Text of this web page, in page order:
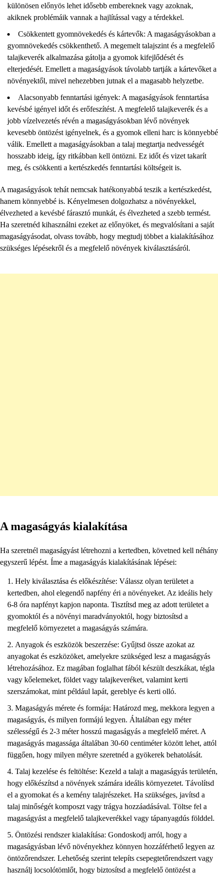
különösen előnyös lehet idősebb embereknek vagy azoknak,
akiknek problémáik vannak a hajlítással vagy a térdekkel.
Csökkentett gyomnövekedés és kártevők: A magaságyásokban a
gyomnövekedés csökkenthető. A megemelt talajszint és a megfelelő
talajkeverék alkalmazása gátolja a gyomok kifejlődését és
elterjedését. Emellett a magaságyások távolabb tartják a kártevőket a
növényektől, mivel nehezebben jutnak el a magasabb helyzetbe.
Alacsonyabb fenntartási igények: A magaságyások fenntartása
kevésbé igényel időt és erőfeszítést. A megfelelő talajkeverék és a
jobb vízelvezetés révén a magaságyásokban lévő növények
kevesebb öntözést igényelnek, és a gyomok elleni harc is könnyebbé
válik. Emellett a magaságyásokban a talaj megtartja nedvességét
hosszabb ideig, így ritkábban kell öntözni. Ez időt és vizet takarít
meg, és csökkenti a kertészkedés fenntartási költségeit is.
A magaságyások tehát nemcsak hatékonyabbá teszik a kertészkedést,
hanem könnyebbé is. Kényelmesen dolgozhatsz a növényekkel,
élvezheted a kevésbé fárasztó munkát, és élvezheted a szebb termést.
Ha szeretnéd kihasználni ezeket az előnyöket, és megvalósítani a saját
magaságyásodat, olvass tovább, hogy megtudj többet a kialakításához
szükséges lépésekről és a megfelelő növények kiválasztásáról.
A magaságyás kialakítása
Ha szeretnél magaságyást létrehozni a kertedben, követned kell néhány
egyszerű lépést. Íme a magaságyás kialakításának lépései:
Hely kiválasztása és előkészítése: Válassz olyan területet a
kertedben, ahol elegendő napfény éri a növényeket. Az ideális hely
6-8 óra napfényt kapjon naponta. Tisztítsd meg az adott területet a
gyomoktól és a növényi maradványoktól, hogy biztosítsd a
megfelelő környezetet a magaságyás számára.
Anyagok és eszközök beszerzése: Gyűjtsd össze azokat az
anyagokat és eszközöket, amelyekre szükséged lesz a magaságyás
létrehozásához. Ez magában foglalhat fából készült deszkákat, tégla
vagy kőelemeket, földet vagy talajkeveréket, valamint kerti
szerszámokat, mint például lapát, gereblye és kerti olló.
Magaságyás mérete és formája: Határozd meg, mekkora legyen a
magaságyás, és milyen formájú legyen. Általában egy méter
szélességű és 2-3 méter hosszú magaságyás a megfelelő méret. A
magaságyás magassága általában 30-60 centiméter között lehet, attól
függően, hogy milyen mélyre szeretnéd a gyökerek behatolását.
Talaj kezelése és feltöltése: Kezeld a talajt a magaságyás területén,
hogy előkészítsd a növények számára ideális környezetet. Távolítsd
el a gyomokat és a kemény talajrészeket. Ha szükséges, javítsd a
talaj minőségét komposzt vagy trágya hozzáadásával. Töltse fel a
magaságyást a megfelelő talajkeverékkel vagy tápanyagdús földdel.
Öntözési rendszer kialakítása: Gondoskodj arról, hogy a
magaságyásban lévő növényekhez könnyen hozzáférhető legyen az
öntözőrendszer. Lehetőség szerint telepíts csepegtetőrendszert vagy
használj locsolótömlőt, hogy biztosítsd a megfelelő öntözést a